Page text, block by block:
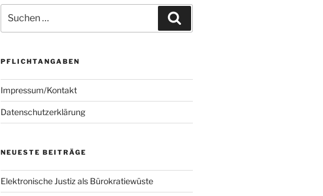
nach:
PFLICHTANGABEN
Impressum/Kontakt
Datenschutzerklärung
NEUESTE BEITRÄGE
Elektronische Justiz als Bürokratiewüste